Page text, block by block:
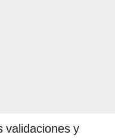
validaciones y